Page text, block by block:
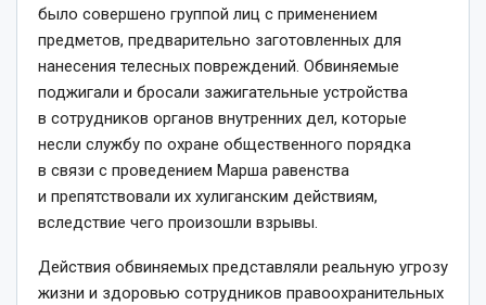
было совершено группой лиц с применением
предметов, предварительно заготовленных для
нанесения телесных повреждений. Обвиняемые
поджигали и бросали зажигательные устройства
в сотрудников органов внутренних дел, которые
несли службу по охране общественного порядка
в связи с проведением Марша равенства
и препятствовали их хулиганским действиям,
вследствие чего произошли взрывы.
Действия обвиняемых представляли реальную угрозу
жизни и здоровью сотрудников правоохранительных